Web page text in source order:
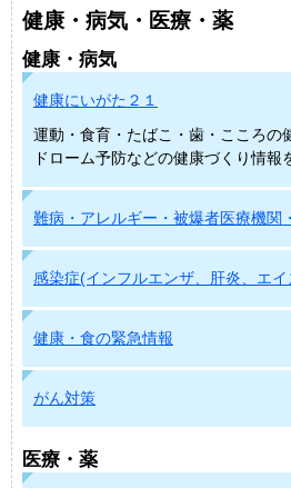
健康・病気・医療・薬
健康・病気
健康にいがた２１
運動・食育・たばこ・歯・こころの
ドローム予防などの健康づくり情報
難病・アレルギー・被爆者医療機関
感染症(インフルエンザ、肝炎、エイ
健康・食の緊急情報
がん対策
医療・薬